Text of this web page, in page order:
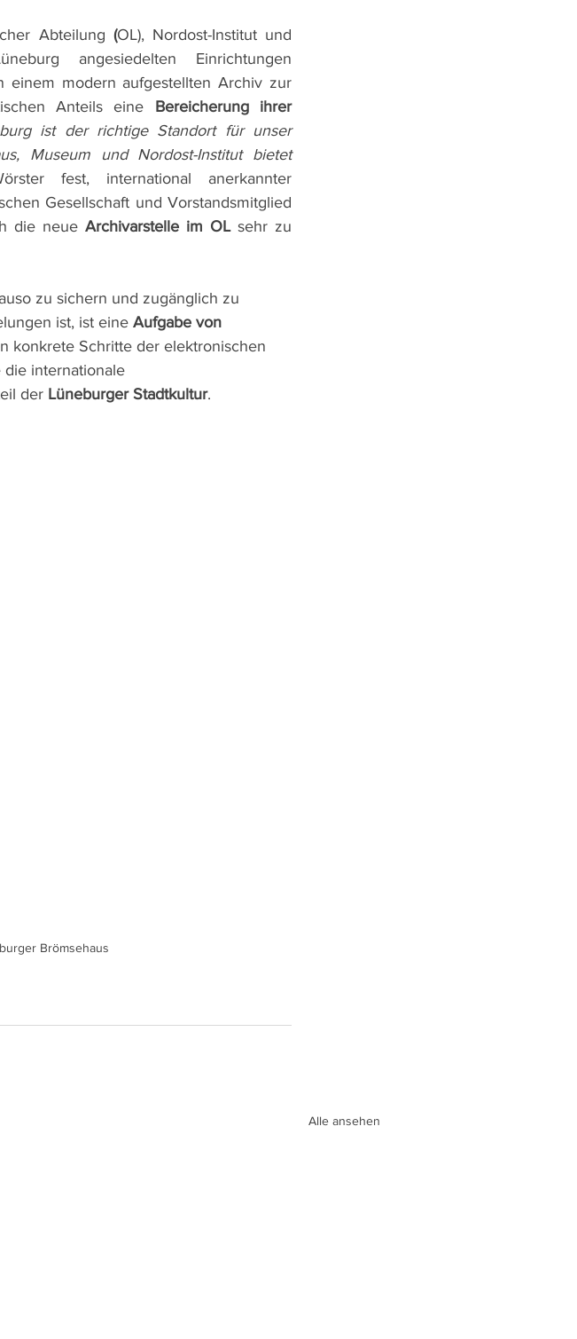
Abteilung (OL), Nordost-Institut und
angesiedelten Einrichtungen
einem modern aufgestellten Archiv zur
Anteils eine Bereicherung ihrer
ist der richtige Standort für unser
Museum und Nordost-Institut bietet
fest, international anerkannter
Gesellschaft und Vorstandsmitglied
die neue Archivarstelle im OL sehr zu
zu sichern und zugänglich zu
ist, ist eine Aufgabe von
konkrete Schritte der elektronischen
internationale
der Lüneburger Stadtkultur.
Brömsehaus
Alle ansehen